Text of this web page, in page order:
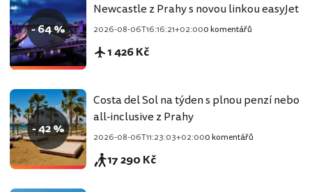
- 64 %
Newcastle z Prahy s novou linkou easyJet
2026-08-06T16:16:21+02:000 komentářů
1 426 Kč
- 42 %
Costa del Sol na týden s plnou penzí nebo
all-inclusive z Prahy
2026-08-06T11:23:03+02:000 komentářů
17 290 Kč